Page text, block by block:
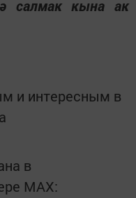
салмак кына ак
и интересным в
в
MАХ: